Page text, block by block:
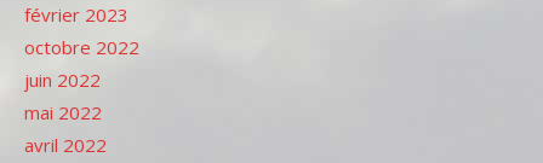
février 2023
octobre 2022
juin 2022
mai 2022
avril 2022